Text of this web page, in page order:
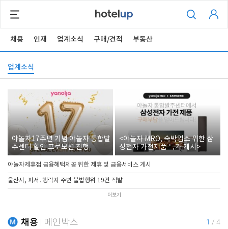
채용 인재 업계소식 구매/견적 부동산
업계소식
야놀자17주년 기념 야놀자 통합발
주센터 할인 프로모션 진행
<야놀자 MRO, 숙박업소 위한 삼
성전자 가전제품 특가 개시>
야놀자제휴점 금융혜택제공 위한 제휴 및 금융서비스 게시
울산시, 피서․행락지 주변 불법행위 19건 적발
더보기
채용 메인박스 1 / 4